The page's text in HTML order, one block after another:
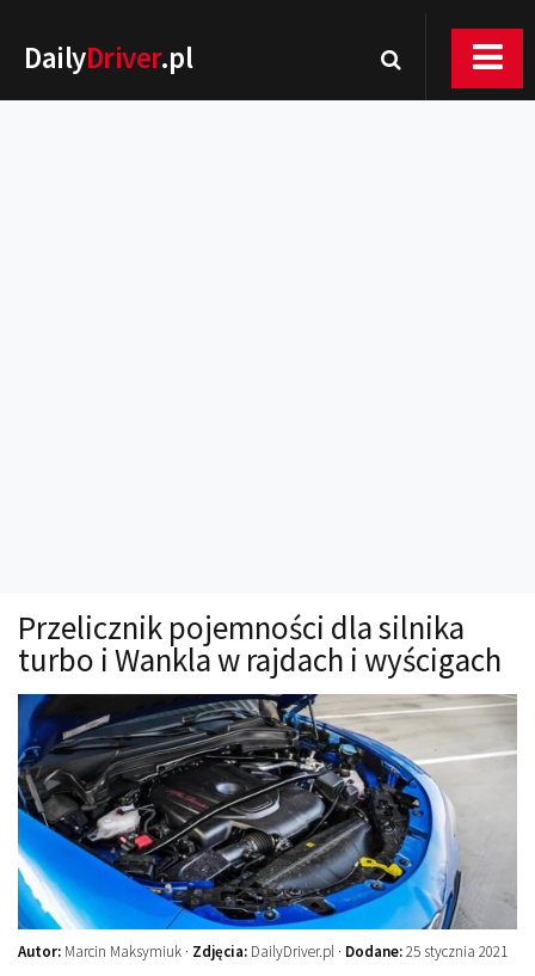
DailyDriver.pl
Technika jazdy
Oświetlenie
Kalkulatory
Przelicznik mocy
Auto z niemiec
Galerie
Przelicznik pojemności dla silnika
turbo i Wankla w rajdach i wyścigach
Autor: Marcin Maksymiuk · Zdjęcia: DailyDriver.pl · Dodane:25 stycznia 2021